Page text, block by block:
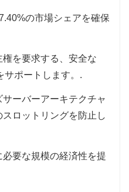
の市場シェアを確保
を要求する、安全な
サポートします。.
ーバーアーキテクチャ
ロットリングを防止し
要な規模の経済性を提